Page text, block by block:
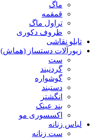
ماگ
قمقمه
تراول ماگ
ظروف دکوری
تابلو نقاشی
زیورآلات دستساز (هماش)
ست
گردنبند
گوشواره
دستبند
انگشتر
بند عینک
اکسسوری مو
لباس زنانه
ست زنانه